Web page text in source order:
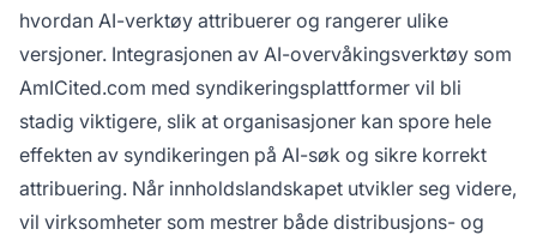
hvordan AI-verktøy attribuerer og rangerer ulike
versjoner. Integrasjonen av AI-overvåkingsverktøy som
AmICited.com med syndikeringsplattformer vil bli
stadig viktigere, slik at organisasjoner kan spore hele
effekten av syndikeringen på AI-søk og sikre korrekt
attribuering. Når innholdslandskapet utvikler seg videre,
vil virksomheter som mestrer både distribusjons- og